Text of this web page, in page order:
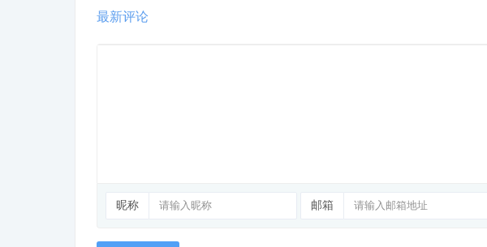
最新评论
昵称 邮箱